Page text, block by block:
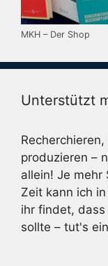
MKH – Der Shop
Unterstützt
produzieren –
allein! Je mehr
Zeit kann ich
ihr findet,
sollte – tut's